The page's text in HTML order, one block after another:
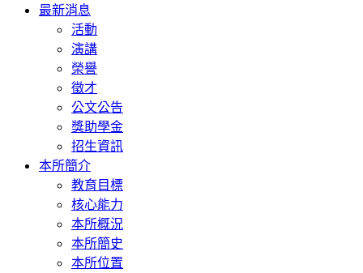
最新消息
活動
演講
榮譽
徵才
公文公告
獎助學金
招生資訊
本所簡介
教育目標
核心能力
本所概況
本所簡史
本所位置